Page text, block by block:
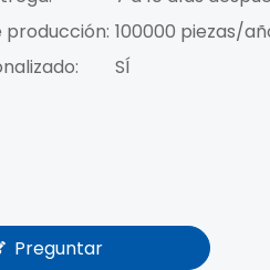
producción: 100000 piezas/
SÍ
Preguntar